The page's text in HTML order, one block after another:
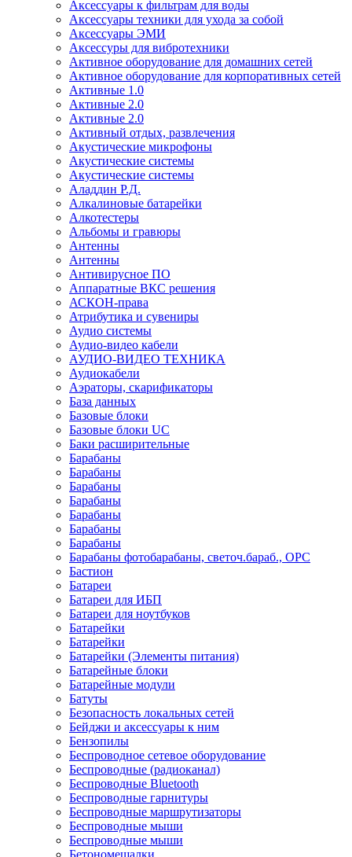
Аксессуары к фильтрам для воды
Аксессуары техники для ухода за собой
Аксессуары ЭМИ
Аксессуры для вибротехники
Активное оборудование для домашних сетей
Активное оборудование для корпоративных сетей
Активные 1.0
Активные 2.0
Активные 2.0
Активный отдых, развлечения
Акустические микрофоны
Акустические системы
Акустические системы
Аладдин Р.Д.
Алкалиновые батарейки
Алкотестеры
Альбомы и гравюры
Антенны
Антенны
Антивирусное ПО
Аппаратные ВКС решения
АСКОН-права
Атрибутика и сувениры
Аудио системы
Аудио-видео кабели
АУДИО-ВИДЕО ТЕХНИКА
Аудиокабели
Аэраторы, скарификаторы
База данных
Базовые блоки
Базовые блоки UC
Баки расширительные
Барабаны
Барабаны
Барабаны
Барабаны
Барабаны
Барабаны
Барабаны
Барабаны фотобарабаны, светоч.бараб., OPC
Бастион
Батареи
Батареи для ИБП
Батареи для ноутбуков
Батарейки
Батарейки
Батарейки (Элементы питания)
Батарейные блоки
Батарейные модули
Батуты
Безопасность локальных сетей
Бейджи и аксесcуары к ним
Бензопилы
Беспроводное сетевое оборудование
Беспроводные (радиоканал)
Беспроводные Bluetooth
Беспроводные гарнитуры
Беспроводные маршрутизаторы
Беспроводные мыши
Беспроводные мыши
Бетономешалки